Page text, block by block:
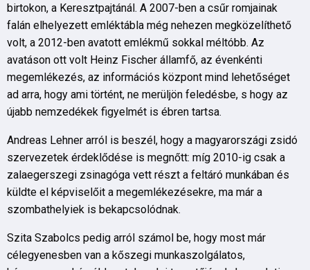
birtokon, a Keresztpajtánál. A 2007-ben a csűr romjainak
falán elhelyezett emléktábla még nehezen megközelíthető
volt, a 2012-ben avatott emlékmű sokkal méltóbb. Az
avatáson ott volt Heinz Fischer államfő, az évenkénti
megemlékezés, az információs központ mind lehetőséget
ad arra, hogy ami történt, ne merüljön feledésbe, s hogy az
újabb nemzedékek figyelmét is ébren tartsa.
Andreas Lehner arról is beszél, hogy a magyarországi zsidó
szervezetek érdeklődése is megnőtt: míg 2010-ig csak a
zalaegerszegi zsinagóga vett részt a feltáró munkában és
küldte el képviselőit a megemlékezésekre, ma már a
szombathelyiek is bekapcsolódnak.
Szita Szabolcs pedig arról számol be, hogy most már
célegyenesben van a kőszegi munkaszolgálatos,